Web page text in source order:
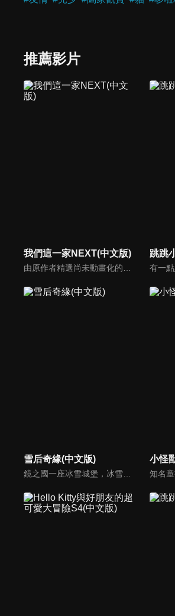
推薦影片
我們這一家NEXT(中文版) 跳跳
雪后奇緣(中文版) 小怪